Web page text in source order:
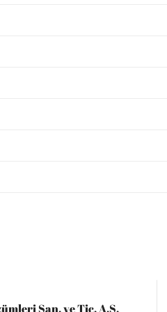
San. ve Tic. A.Ş.